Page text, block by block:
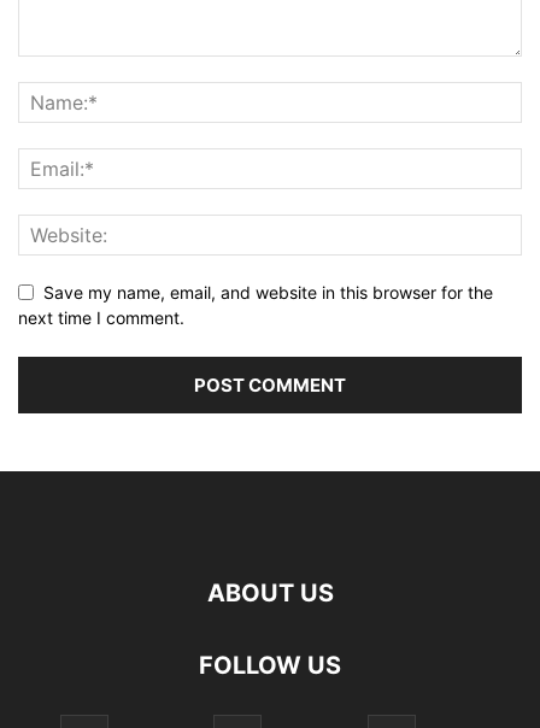
Save my name, email, and website in this browser for the
next time I comment.
ABOUT US
FOLLOW US